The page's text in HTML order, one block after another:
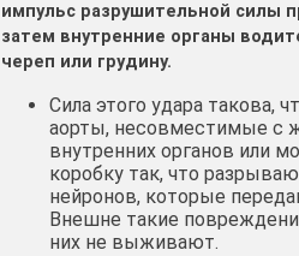
импульс разрушительной силы
затем внутренние органы
череп или грудину.
Сила этого удара такова,
аорты, несовместимые с
внутренних органов или
коробку так, что
нейронов, которые
Внешне такие
них не выживают.